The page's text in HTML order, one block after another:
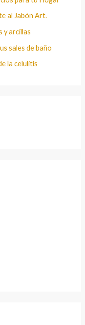
al Jabón Art.
y arcillas
sales de baño
la celulitis